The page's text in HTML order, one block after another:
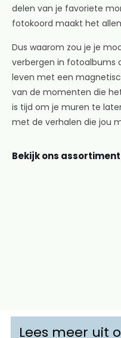
delen van je favoriete
fotokoord maakt het
Dus waarom zou je je
verbergen in fotoalbums
leven met een
van de momenten die
is tijd om je muren te
met de verhalen die jou
Bekijk ons assortiment
Lees meer uit